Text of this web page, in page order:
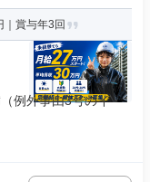
｜賞与年3回
例外事由3号のイ・